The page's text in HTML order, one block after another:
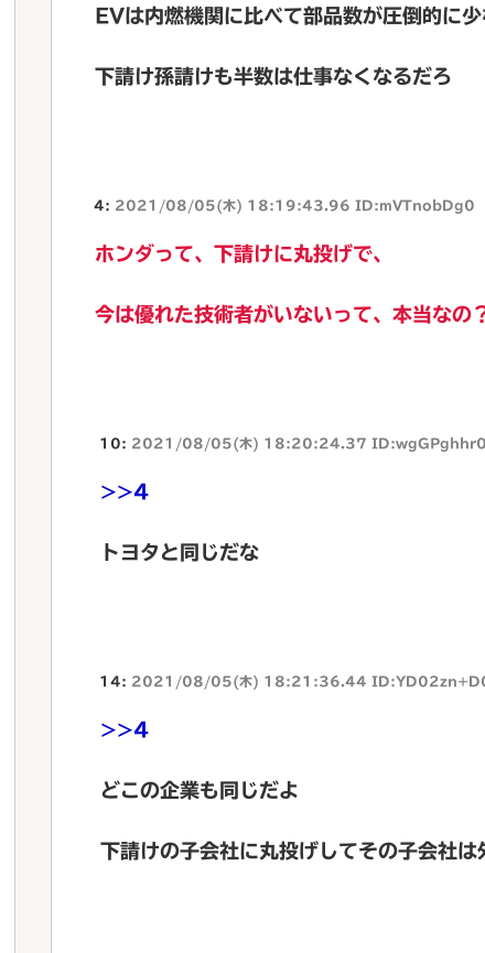
EVは内燃機関に比べて部品数が圧倒的に
下請け孫請けも半数は仕事なくなるだろ
4: 2021/08/05(木) 18:19:43.96 ID:mVTnobDg0
ホンダって、下請けに丸投げで、
今は優れた技術者がいないって、本当なの
10: 2021/08/05(木) 18:20:24.37
>>4
トヨタと同じだな
14: 2021/08/05(木) 18:21:36.44
>>4
どこの企業も同じだよ
下請けの子会社に丸投げしてその子会社は